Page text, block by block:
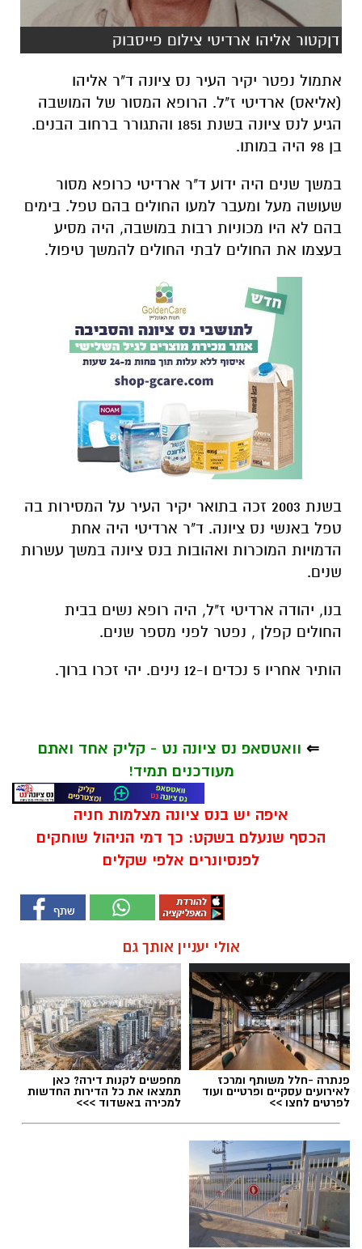
דןקטור אליהו ארדיטי צילום פייסבוק
אתמול נפטר יקיר העיר נס ציונה ד"ר אליהו
(אליאס) ארדיטי ז"ל. הרופא המסור של המושבה
הגיע לנס ציונה בשנת 1851 והתגורר ברחוב הבנים.
בן 98 היה במותו.
במשך שנים היה ידוע ד"ר ארדיטי כרופא מסור
שעושה מעל ומעבר למעו החולים בהם טפל. בימים
בהם לא היו מכוניות רבות במושבה, היה מסיע
בעצמו את החולים לבתי החולים להמשך טיפול.
בשנת 2003 זכה בתואר יקיר העיר על המסירות בה
טפל באנשי נס ציונה. ד"ר ארדיטי היה אחת
הדמויות המוכרות ואהובות בנס ציונה במשך עשרות
שנים.
בנו, יהודה ארדיטי ז"ל, היה רופא נשים בבית
החולים קפלן , נפטר לפני מספר שנים.
הותיר אחריו 5 נכדים ו-12 נינים. יהי זכרו ברוך.
⇐ וואטסאפ נס ציונה נט - קליק אחד ואתם
מעודכנים תמיד!
איפה יש בנס ציונה מצלמות חניה
הכסף שנעלם בשקט: כך דמי הניהול שוחקים
לפנסיונרים אלפי שקלים
אולי יעניין אותך גם
פנתרה -חלל משותף ומרכז
לאירועים עסקיים ופרטיים ועוד
לפרטים לחצו >>
מחפשים לקנות דירה? כאן
תמצאו את כל הדירות החדשות
למכירה באשדוד >>>